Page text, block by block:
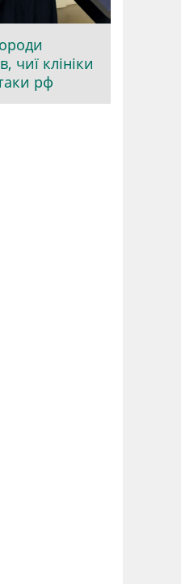
чиї клініки
рф